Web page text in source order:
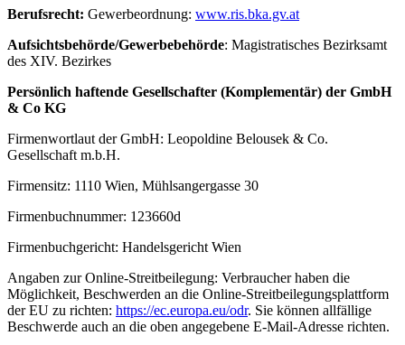
Berufsrecht: Gewerbeordnung: www.ris.bka.gv.at
Aufsichtsbehörde/Gewerbebehörde: Magistratisches Bezirksamt
des XIV. Bezirkes
Persönlich haftende Gesellschafter (Komplementär) der GmbH
& Co KG
Firmenwortlaut der GmbH: Leopoldine Belousek & Co.
Gesellschaft m.b.H.
Firmensitz: 1110 Wien, Mühlsangergasse 30
Firmenbuchnummer: 123660d
Firmenbuchgericht: Handelsgericht Wien
Angaben zur Online-Streitbeilegung: Verbraucher haben die
Möglichkeit, Beschwerden an die Online-Streitbeilegungsplattform
der EU zu richten: https://ec.europa.eu/odr. Sie können allfällige
Beschwerde auch an die oben angegebene E-Mail-Adresse richten.